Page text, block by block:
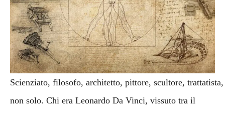
Scienziato, filosofo, architetto, pittore, scultore,
non solo. Chi era Leonardo Da Vinci, vissuto tra il